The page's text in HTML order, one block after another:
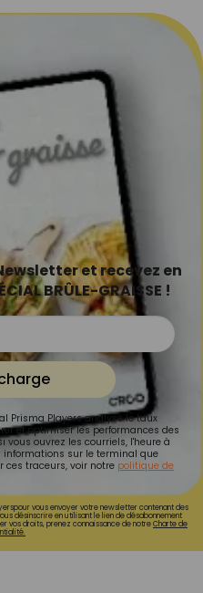
et recevez en
BRÛLE-GRAISSE !
Prisma Players analyse le taux
et optimiser les performances des
ouvrez les courriels, l'heure à
informations sur le terminal que
ces traceurs, voir notre politique de
vous envoyer votre newsletter contenant des
désinscrire en utilisant le lien de désabonnement
vos droits, prenez connaissance de notreCharte de